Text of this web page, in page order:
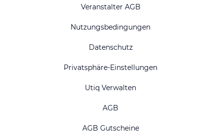
Veranstalter AGB
Nutzungsbedingungen
Datenschutz
Privatsphäre-Einstellungen
Utiq Verwalten
AGB
AGB Gutscheine